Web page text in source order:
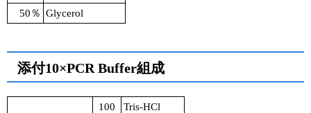
50％ Glycerol
添付10×PCR Buffer組成
100
Tris-HCl